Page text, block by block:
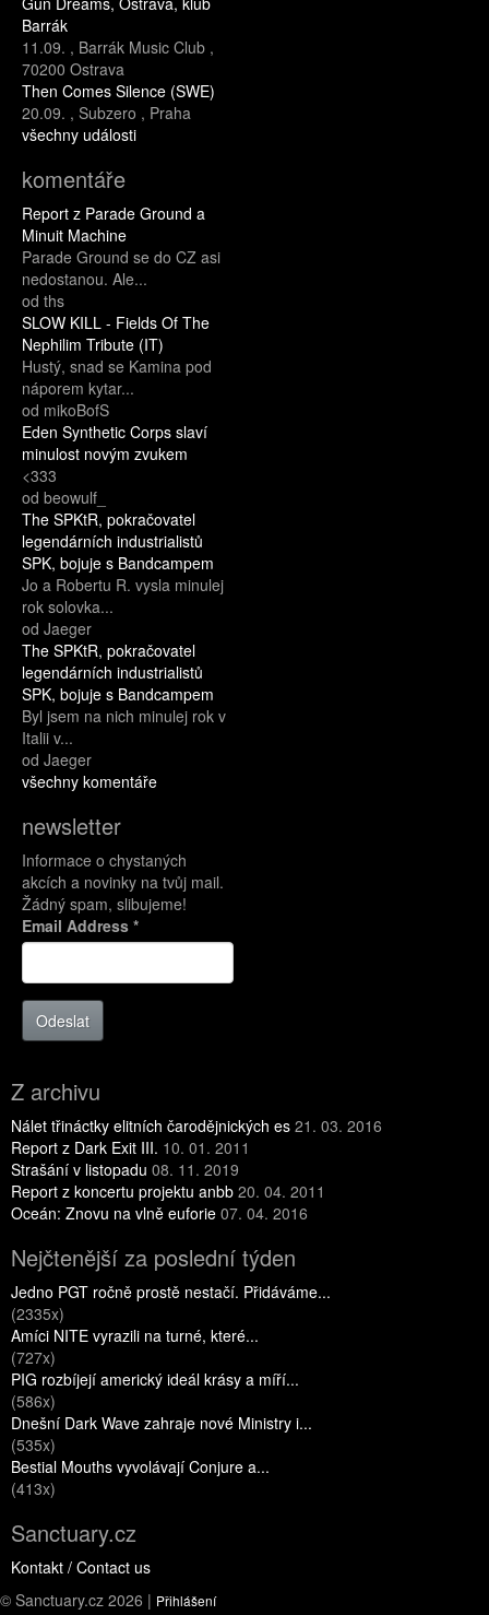
Barrák
11.09. , Barrák Music Club ,
70200 Ostrava
Then Comes Silence (SWE)
20.09. , Subzero , Praha
všechny události
komentáře
Report z Parade Ground a
Minuit Machine
Parade Ground se do CZ asi
nedostanou. Ale...
od ths
SLOW KILL - Fields Of The
Nephilim Tribute (IT)
Hustý, snad se Kamina pod
náporem kytar...
od mikoBofS
Eden Synthetic Corps slaví
minulost novým zvukem
<333
od beowulf_
The SPKtR, pokračovatel
legendárních industrialistů
SPK, bojuje s Bandcampem
Jo a Robertu R. vysla minulej
rok solovka...
od Jaeger
The SPKtR, pokračovatel
legendárních industrialistů
SPK, bojuje s Bandcampem
Byl jsem na nich minulej rok v
Italii v...
od Jaeger
všechny komentáře
newsletter
Informace o chystaných
akcích a novinky na tvůj mail.
Žádný spam, slibujeme!
Email Address *
Odeslat
Z archivu
Nálet třináctky elitních čarodějnických es 21. 03. 2016
Report z Dark Exit III. 10. 01. 2011
Strašání v listopadu 08. 11. 2019
Report z koncertu projektu anbb 20. 04. 2011
Oceán: Znovu na vlně euforie 07. 04. 2016
Nejčtenější za poslední týden
Jedno PGT ročně prostě nestačí. Přidáváme...
(2335x)
Amíci NITE vyrazili na turné, které...
(727x)
PIG rozbíjejí americký ideál krásy a míří...
(586x)
Dnešní Dark Wave zahraje nové Ministry i...
(535x)
Bestial Mouths vyvolávají Conjure a...
(413x)
Sanctuary.cz
Kontakt / Contact us
© Sanctuary.cz 2026 | Přihlášení